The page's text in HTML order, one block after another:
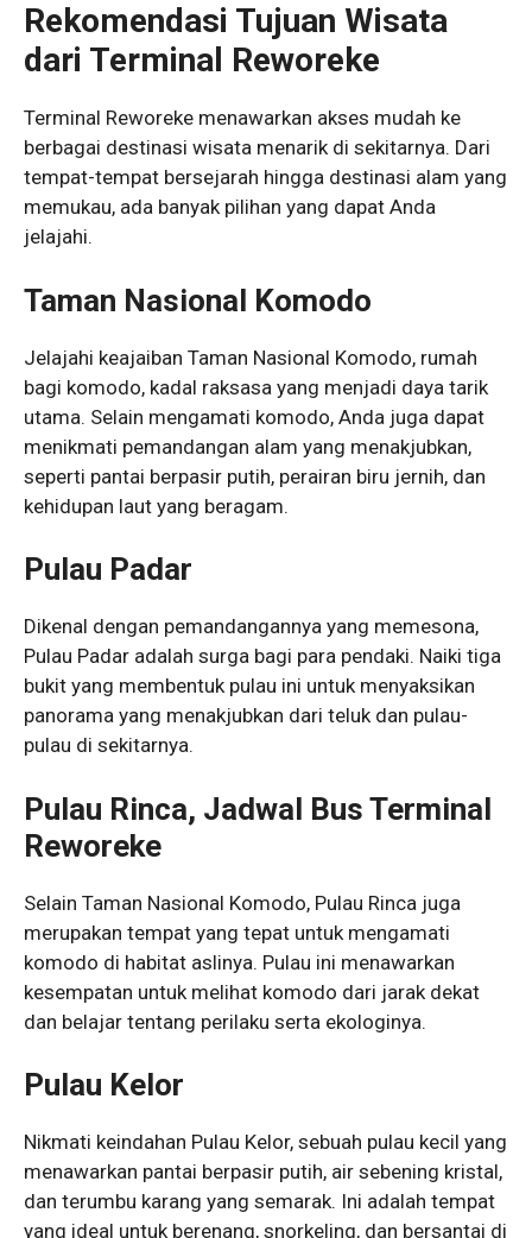
Rekomendasi Tujuan Wisata
dari Terminal Reworeke
Terminal Reworeke menawarkan akses mudah ke
berbagai destinasi wisata menarik di sekitarnya. Dari
tempat-tempat bersejarah hingga destinasi alam yang
memukau, ada banyak pilihan yang dapat Anda
jelajahi.
Taman Nasional Komodo
Jelajahi keajaiban Taman Nasional Komodo, rumah
bagi komodo, kadal raksasa yang menjadi daya tarik
utama. Selain mengamati komodo, Anda juga dapat
menikmati pemandangan alam yang menakjubkan,
seperti pantai berpasir putih, perairan biru jernih, dan
kehidupan laut yang beragam.
Pulau Padar
Dikenal dengan pemandangannya yang memesona,
Pulau Padar adalah surga bagi para pendaki. Naiki tiga
bukit yang membentuk pulau ini untuk menyaksikan
panorama yang menakjubkan dari teluk dan pulau-
pulau di sekitarnya.
Pulau Rinca, Jadwal Bus Terminal
Reworeke
Selain Taman Nasional Komodo, Pulau Rinca juga
merupakan tempat yang tepat untuk mengamati
komodo di habitat aslinya. Pulau ini menawarkan
kesempatan untuk melihat komodo dari jarak dekat
dan belajar tentang perilaku serta ekologinya.
Pulau Kelor
Nikmati keindahan Pulau Kelor, sebuah pulau kecil yang
menawarkan pantai berpasir putih, air sebening kristal,
dan terumbu karang yang semarak. Ini adalah tempat
yang ideal untuk berenang, snorkeling, dan bersantai di